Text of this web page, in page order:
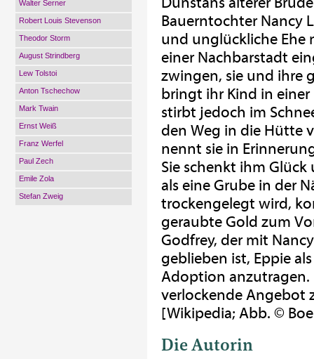
Walter Serner
Robert Louis Stevenson
Theodor Storm
August Strindberg
Lew Tolstoi
Anton Tschechow
Mark Twain
Ernst Weiß
Franz Werfel
Paul Zech
Emile Zola
Stefan Zweig
Bauerntochter Nancy
und unglückliche Ehe
einer Nachbarstadt
zwingen, sie und ihre
bringt ihr Kind in einer
stirbt jedoch im
den Weg in die Hütte
nennt sie in
Sie schenkt ihm Glück
als eine Grube in der
trockengelegt wird,
geraubte Gold zum
Godfrey, der mit
geblieben ist, Eppie
Adoption anzutragen.
verlockende Angebot
[Wikipedia; Abb. ©
Die Autorin